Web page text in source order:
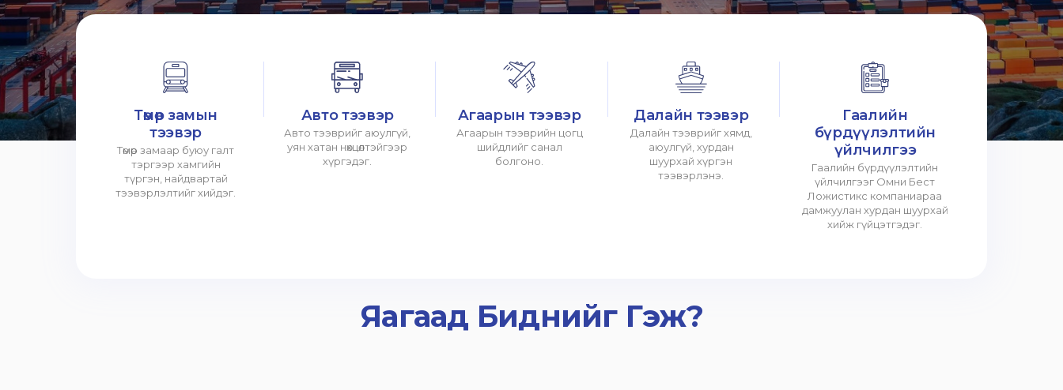
Төмөр замын
тээвэр
Төмөр замаар буюу галт
тэргээр хамгийн
түргэн, найдвартай
тээвэрлэлтийг хийдэг.
Авто тээвэр
Авто тээврийг аюулгүй,
уян хатан нөхцөлтэйгээр
хүргэдэг.
Агаарын тээвэр
Агаарын тээврийн цогц
шийдлийг санал
болгоно.
Далайн тээвэр
Далайн тээврийг хямд,
аюулгүй, хурдан
шуурхай хүргэн
тээвэрлэнэ.
Гаалийн
бүрдүүлэлтийн
үйлчилгээ
Гаалийн бүрдүүлэлтийн
үйлчилгээг Омни Бест
Ложистикс компаниараа
дамжуулан хурдан шуурхай
хийж гүйцэтгэдэг.
Яагаад Биднийг Гэж?